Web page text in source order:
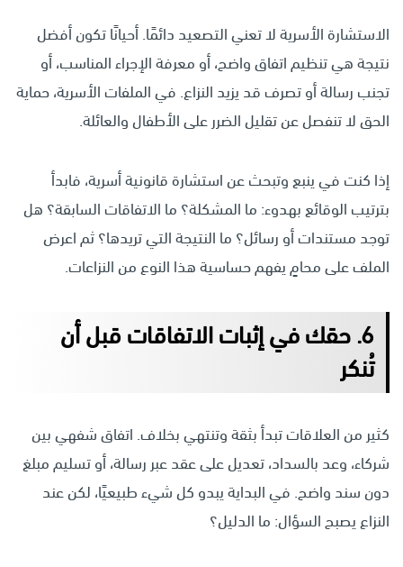
الاستشارة الأسرية لا تعني التصعيد دائمًا. أحيانًا تكون أفضل
نتيجة هي تنظيم اتفاق واضح، أو معرفة الإجراء المناسب، أو
تجنب رسالة أو تصرف قد يزيد النزاع. في الملفات الأسرية، حماية
الحق لا تنفصل عن تقليل الضرر على الأطفال والعائلة.
إذا كنت في ينبع وتبحث عن استشارة قانونية أسرية، فابدأ
بترتيب الوقائع بهدوء: ما المشكلة؟ ما الاتفاقات السابقة؟ هل
توجد مستندات أو رسائل؟ ما النتيجة التي تريدها؟ ثم اعرض
الملف على محامٍ يفهم حساسية هذا النوع من النزاعات.
6. حقك في إثبات الاتفاقات قبل أن
تُنكر
كثير من العلاقات تبدأ بثقة وتنتهي بخلاف. اتفاق شفهي بين
شركاء، وعد بالسداد، تعديل على عقد عبر رسالة، أو تسليم مبلغ
دون سند واضح. في البداية يبدو كل شيء طبيعيًا، لكن عند
النزاع يصبح السؤال: ما الدليل؟